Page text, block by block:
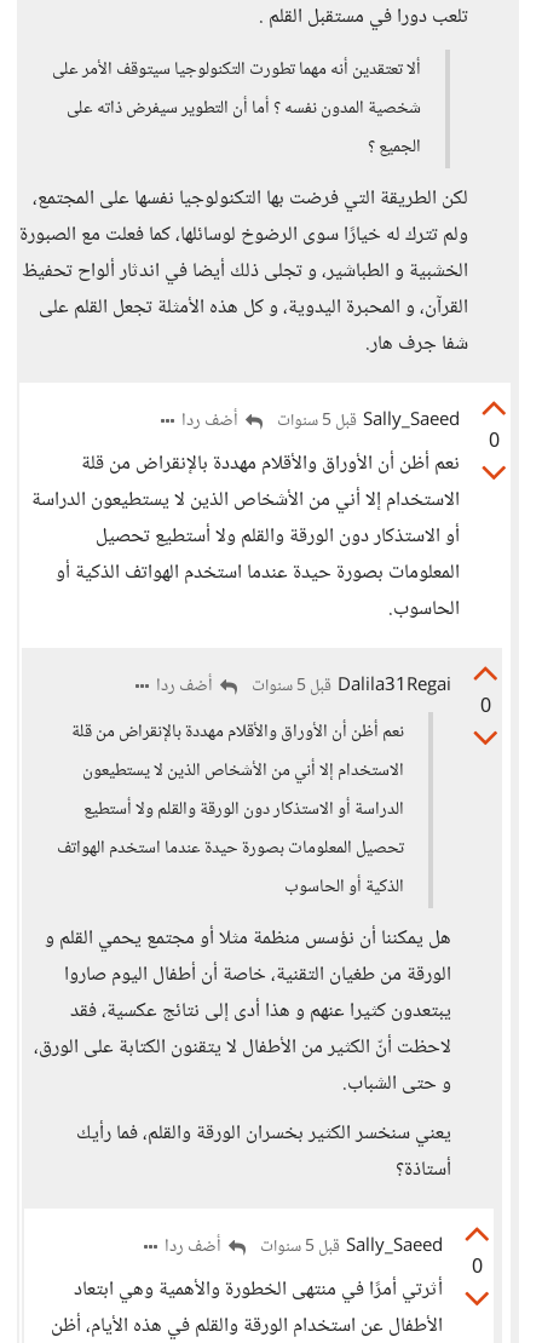
تلعب دورا في مستقبل القلم .
ألا تعتقدين أنه مهما تطورت التكنولوجيا سيتوقف الأمر على
شخصية المدون نفسه ؟ أما أن التطوير سيفرض ذاته على
الجميع ؟
لكن الطريقة التي فرضت بها التكنولوجيا نفسها على المجتمع،
ولم تترك له خيارًا سوى الرضوخ لوسائلها، كما فعلت مع الصبورة
الخشبية و الطباشير، و تجلى ذلك أيضا في اندثار ألواح تحفيظ
القرآن، و المحبرة اليدوية، و كل هذه الأمثلة تجعل القلم على
شفا جرف هار.
0
Sally_Saeed قبل 5 سنوات أضف ردا
نعم أظن أن الأوراق والأقلام مهددة بالإنقراض من قلة
الاستخدام إلا أني من الأشخاص الذين لا يستطيعون الدراسة
أو الاستذكار دون الورقة والقلم ولا أستطيع تحصيل
المعلومات بصورة حيدة عندما استخدم الهواتف الذكية أو
الحاسوب.
0
Dalila31Regai قبل 5 سنوات
أضف ردا
نعم أظن أن الأوراق والأقلام مهددة بالإنقراض من قلة
الاستخدام إلا أني من الأشخاص الذين لا يستطيعون
الدراسة أو الاستذكار دون الورقة والقلم ولا أستطيع
تحصيل المعلومات بصورة حيدة عندما استخدم الهواتف
الذكية أو الحاسوب
هل يمكننا أن نؤسس منظمة مثلا أو مجتمع يحمي القلم و
الورقة من طغيان التقنية، خاصة أن أطفال اليوم صاروا
يبتعدون كثيرا عنهم و هذا أدى إلى نتائج عكسية، فقد
لاحظت أنّ الكثير من الأطفال لا يتقنون الكتابة على الورق،
و حتى الشباب.
يعني سنخسر الكثير بخسران الورقة والقلم، فما رأيك
أستاذة؟
0
Sally_Saeed قبل 5 سنوات أضف ردا
أثرتي أمرًا في منتهى الخطورة والأهمية وهي ابتعاد
الأطفال عن استخدام الورقة والقلم في هذه الأيام، أظن